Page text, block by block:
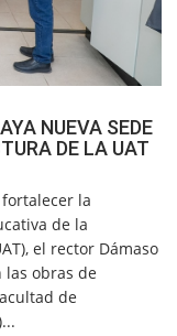
NUEVA SEDE
DE LA UAT
la
de la
el rector Dámaso
las obras de
de